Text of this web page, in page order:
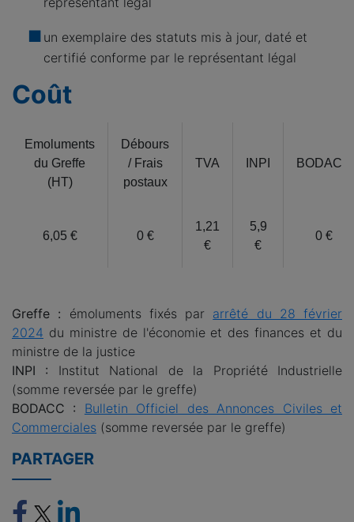
un exemplaire des statuts mis à jour, daté et
certifié conforme par le représentant légal
Coût
Emoluments
du Greffe
(HT)
Débours
/ Frais
postaux
TVA INPI BODACC
6,05 € 0 €
1,21
€
5,9
€
0 €
Greffe : émoluments fixés par arrêté du 28 février
2024 du ministre de l'économie et des finances et du
ministre de la justice
INPI : Institut National de la Propriété Industrielle
(somme reversée par le greffe)
BODACC : Bulletin Officiel des Annonces Civiles et
Commerciales (somme reversée par le greffe)
PARTAGER